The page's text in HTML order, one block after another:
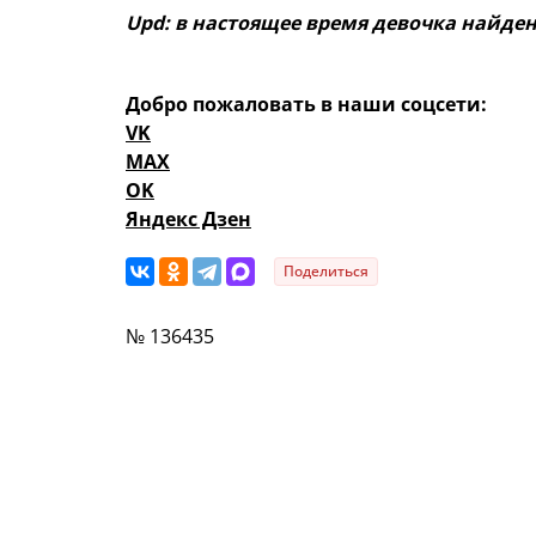
Upd: в настоящее время девочка
Добро пожаловать в наши соцсети:
VK
MAX
OK
Яндекс Дзен
Поделиться
№ 136435